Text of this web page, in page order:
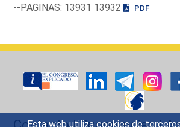
Esta web utiliza cookies de
--PAGINAS: 13931 13932
PDF